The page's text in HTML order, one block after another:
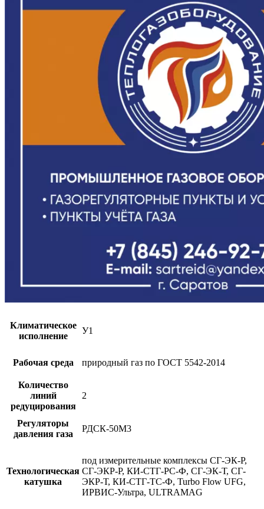
Климатическое
исполнение
У1
Рабочая среда природный газ по ГОСТ 5542-2014
Количество
линий
редуцирования
2
Регуляторы
давления газа
РДСК-50М3
Технологическая
катушка
под измерительные комплексы СГ-ЭК-Р,
СГ-ЭКР-Р, КИ-СТГ-РС-Ф, СГ-ЭК-Т, СГ-
ЭКР-Т, КИ-СТГ-ТС-Ф, Turbo Flow UFG,
ИРВИС-Ультра, ULTRAMAG